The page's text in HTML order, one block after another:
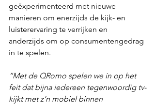
geëxperimenteerd met nieuwe
manieren om enerzijds de kijk- en
luisterervaring te verrijken en
anderzijds om op consumentengedrag
in te spelen.
“Met de QRomo spelen we in op het
feit dat bijna iedereen tegenwoordig tv-
kijkt met z’n mobiel binnen